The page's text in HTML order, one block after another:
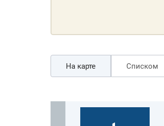
На карте Списком